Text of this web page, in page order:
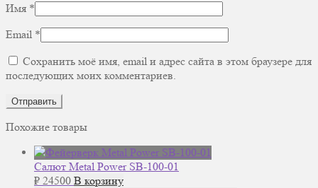
Имя *
Email *
Сохранить моё имя, email и адрес сайта в этом браузере для
последующих моих комментариев.
Похожие товары
Салют Metal Power SB-100-01
₽ 24500 В корзину